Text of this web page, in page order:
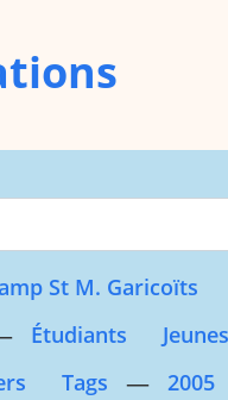
St M. Garicoïts
Étudiants
Tags — 2005